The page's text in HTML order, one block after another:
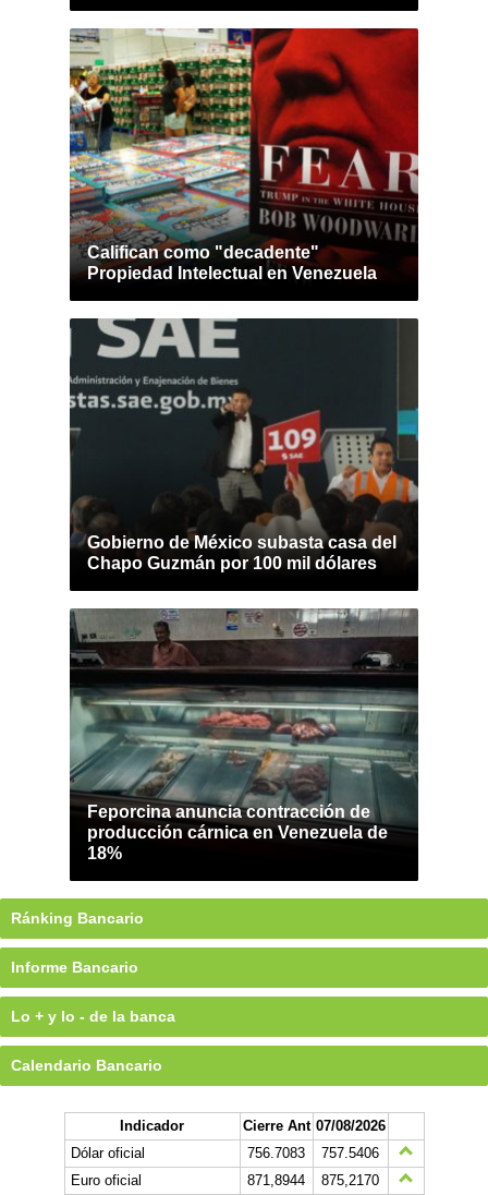
Califican como "decadente"
Propiedad Intelectual en Venezuela
Gobierno de México subasta casa del
Chapo Guzmán por 100 mil dólares
Feporcina anuncia contracción de
producción cárnica en Venezuela de
18%
Ránking Bancario
Informe Bancario
Lo + y lo - de la banca
Calendario Bancario
Indicador Cierre Ant 07/08/2026
Dólar oficial
756.7083
757.5406
Euro oficial
871,8944
875,2170